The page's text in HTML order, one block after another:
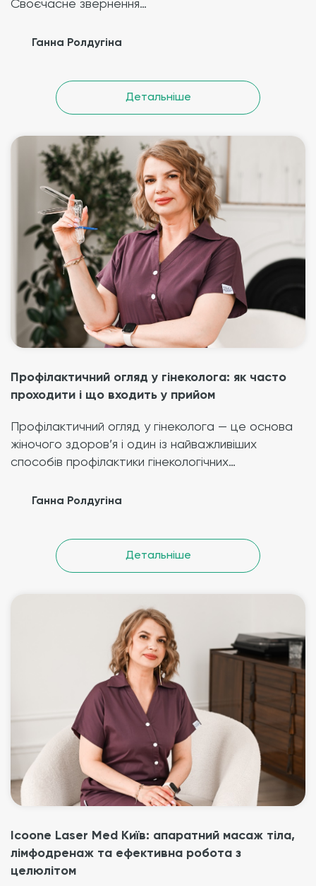
Своєчасне звернення…
Ганна Ролдугіна
Детальніше
Профілактичний огляд у гінеколога: як часто
проходити і що входить у прийом
Профілактичний огляд у гінеколога — це основа
жіночого здоров’я і один із найважливіших
способів профілактики гінекологічних…
Ганна Ролдугіна
Детальніше
Icoone Laser Med Київ: апаратний масаж тіла,
лімфодренаж та ефективна робота з
целюлітом